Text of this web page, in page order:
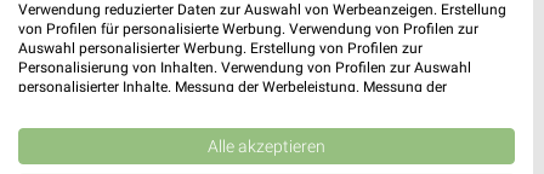
Verwendung reduzierter Daten zur Auswahl von Werbeanzeigen. Erstellung
von Profilen für personalisierte Werbung. Verwendung von Profilen zur
Auswahl personalisierter Werbung. Erstellung von Profilen zur
Personalisierung von Inhalten. Verwendung von Profilen zur Auswahl
personalisierter Inhalte. Messung der Werbeleistung. Messung der
Kombinationen von Daten aus verschiedenen Quellen. Entwicklung und
Verbesserung der Angebote. Verwendung reduzierter Daten zur Auswahl
von Inhalten.
Alle akzeptieren